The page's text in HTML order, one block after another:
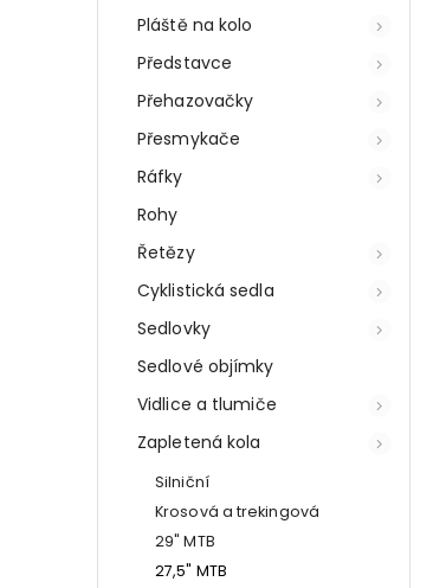
Pláště na kolo
Představce
Přehazovačky
Přesmykače
Ráfky
Rohy
Řetězy
Cyklistická sedla
Sedlovky
Sedlové objímky
Vidlice a tlumiče
Zapletená kola
Silniční
Krosová a trekingová
29" MTB
27,5" MTB